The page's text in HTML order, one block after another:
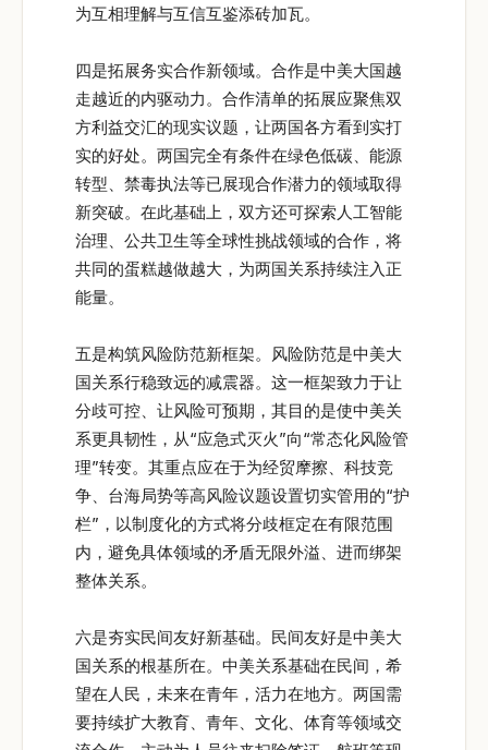
为互相理解与互信互鉴添砖加瓦。
四是拓展务实合作新领域。合作是中美大国越
走越近的内驱动力。合作清单的拓展应聚焦双
方利益交汇的现实议题，让两国各方看到实打
实的好处。两国完全有条件在绿色低碳、能源
转型、禁毒执法等已展现合作潜力的领域取得
新突破。在此基础上，双方还可探索人工智能
治理、公共卫生等全球性挑战领域的合作，将
共同的蛋糕越做越大，为两国关系持续注入正
能量。
五是构筑风险防范新框架。风险防范是中美大
国关系行稳致远的减震器。这一框架致力于让
分歧可控、让风险可预期，其目的是使中美关
系更具韧性，从“应急式灭火”向“常态化风险管
理”转变。其重点应在于为经贸摩擦、科技竞
争、台海局势等高风险议题设置切实管用的“护
栏”，以制度化的方式将分歧框定在有限范围
内，避免具体领域的矛盾无限外溢、进而绑架
整体关系。
六是夯实民间友好新基础。民间友好是中美大
国关系的根基所在。中美关系基础在民间，希
望在人民，未来在青年，活力在地方。两国需
要持续扩大教育、青年、文化、体育等领域交